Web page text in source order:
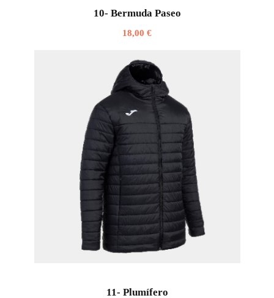
10- Bermuda Paseo
18,00 €
11- Plumífero